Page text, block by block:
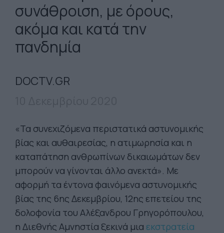
συνάθροιση, με όρους,
ακόμα και κατά την
πανδημία
DOCTV.GR
«Τα συνεχιζόμενα περιστατικά αστυνομικής
βίας και αυθαιρεσίας, η ατιμωρησία και η
καταπάτηση ανθρωπίνων δικαιωμάτων δεν
μπορούν να γίνονται άλλο ανεκτά». Με
αφορμή τα έντονα φαινόμενα αστυνομικής
βίας της 6ης Δεκεμβρίου, 12ης επετείου της
δολοφονία του Αλέξανδρου Γρηγορόπουλου,
η Διεθνής Αμνηστία ξεκινά μια εκστρατεία